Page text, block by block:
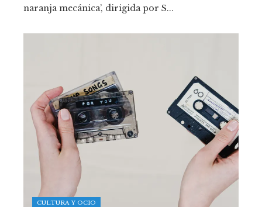
naranja mecánica’, dirigida por S...
CULTURA Y OCIO